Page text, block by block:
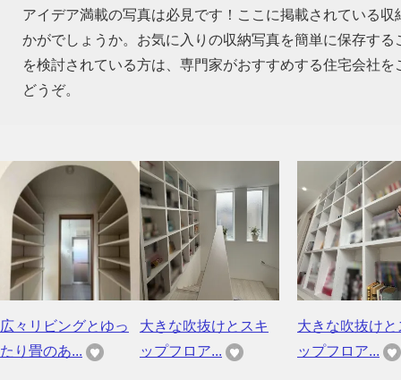
アイデア満載の写真は必見です！ここに掲載されている
かがでしょうか。お気に入りの収納写真を簡単に保存す
を検討されている方は、専門家がおすすめする住宅会社
どうぞ。
広々リビングとゆっ
たり畳のあ...
大きな吹抜けとスキ
ップフロア...
大きな吹抜けと
ップフロア...